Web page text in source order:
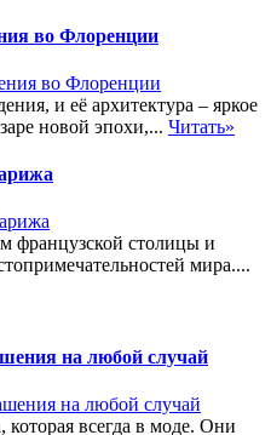
во Флоренции
и её архитектура – яркое
новой эпохи,... Читать»
французской столицы и
мира....
на любой случай
всегда в моде. Они